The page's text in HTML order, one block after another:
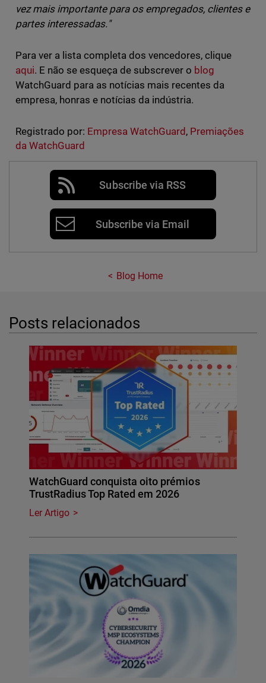
vez mais importante para os empregados, clientes e
partes interessadas."
Para ver a lista completa dos vencedores, clique
aqui. E não se esqueça de subscrever o blog
WatchGuard para as notícias mais recentes da
empresa, honras e notícias da indústria.
Registrado por: Empresa WatchGuard, Premiações
da WatchGuard
Subscribe via RSS
Subscribe via Email
Blog Home
Posts relacionados
WatchGuard conquista oito prémios
TrustRadius Top Rated em 2026
Ler Artigo